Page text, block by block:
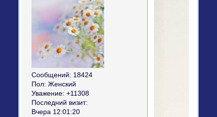
Сообщений: 18424
Пол: Женский
Уважение: +11308
Последний визит:
Вчера 12:01:20